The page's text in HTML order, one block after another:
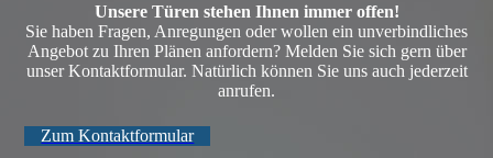
Unsere Türen stehen Ihnen immer offen!
Sie haben Fragen, Anregungen oder wollen ein unverbindliches
Angebot zu Ihren Plänen anfordern? Melden Sie sich gern über
unser Kontaktformular. Natürlich können Sie uns auch jederzeit
anrufen.
Zum Kontaktformular